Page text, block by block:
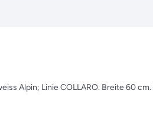
Alpin; Linie COLLARO. Breite 60